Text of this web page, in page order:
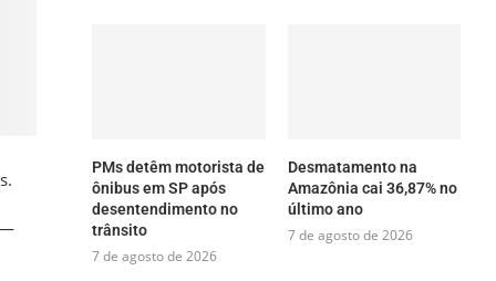
—
PMs detêm motorista de
ônibus em SP após
desentendimento no
trânsito
7 de agosto de 2026
Desmatamento na
Amazônia cai 36,87% no
último ano
7 de agosto de 2026